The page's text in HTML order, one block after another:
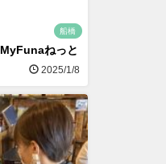
船橋
MyFunaねっと
2025/1/8